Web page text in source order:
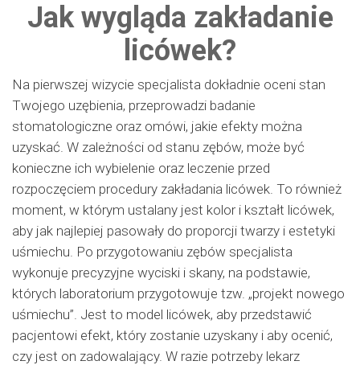
Jak wygląda zakładanie
licówek?
Na pierwszej wizycie specjalista dokładnie oceni stan
Twojego uzębienia, przeprowadzi badanie
stomatologiczne oraz omówi, jakie efekty można
uzyskać. W zależności od stanu zębów, może być
konieczne ich wybielenie oraz leczenie przed
rozpoczęciem procedury zakładania licówek. To również
moment, w którym ustalany jest kolor i kształt licówek,
aby jak najlepiej pasowały do proporcji twarzy i estetyki
uśmiechu. Po przygotowaniu zębów specjalista
wykonuje precyzyjne wyciski i skany, na podstawie,
których laboratorium przygotowuje tzw. „projekt nowego
uśmiechu”. Jest to model licówek, aby przedstawić
pacjentowi efekt, który zostanie uzyskany i aby ocenić,
czy jest on zadowalający. W razie potrzeby lekarz